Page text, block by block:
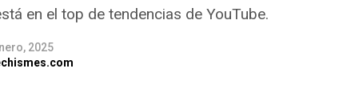
en el top de tendencias de YouTube.
2025